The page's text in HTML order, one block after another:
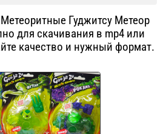
Гуджитсу Метеор
для скачивания в mp4 или
качество и нужный формат.